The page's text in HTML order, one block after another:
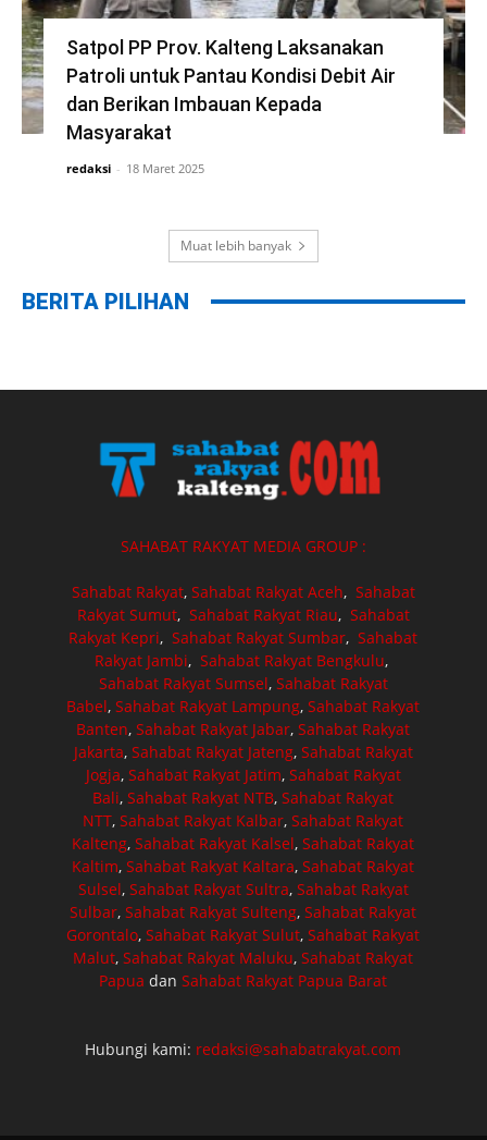
Satpol PP Prov. Kalteng Laksanakan
Patroli untuk Pantau Kondisi Debit Air
dan Berikan Imbauan Kepada
Masyarakat
redaksi - 18 Maret 2025
Muat lebih banyak
BERITA PILIHAN
SAHABAT RAKYAT MEDIA GROUP :
Sahabat Rakyat, Sahabat Rakyat Aceh, Sahabat
Rakyat Sumut, Sahabat Rakyat Riau, Sahabat
Rakyat Kepri,Sahabat Rakyat Sumbar,Sahabat
Rakyat Jambi, Sahabat Rakyat Bengkulu,
Sahabat Rakyat Sumsel, Sahabat Rakyat
Babel,Sahabat Rakyat Lampung,Sahabat Rakyat
Banten,Sahabat Rakyat Jabar,Sahabat Rakyat
Jakarta, Sahabat Rakyat Jateng, Sahabat Rakyat
Jogja, Sahabat Rakyat Jatim, Sahabat Rakyat
Bali,Sahabat Rakyat NTB,Sahabat Rakyat
NTT,Sahabat Rakyat Kalbar,Sahabat Rakyat
Kalteng,Sahabat Rakyat Kalsel,Sahabat Rakyat
Kaltim,Sahabat Rakyat Kaltara,Sahabat Rakyat
Sulsel, Sahabat Rakyat Sultra, Sahabat Rakyat
Sulbar,Sahabat Rakyat Sulteng,Sahabat Rakyat
Gorontalo,Sahabat Rakyat Sulut,Sahabat Rakyat
Malut,Sahabat Rakyat Maluku,Sahabat Rakyat
Papua danSahabat Rakyat Papua Barat
Hubungi kami: redaksi@sahabatrakyat.com